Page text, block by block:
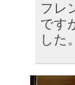
フレ
です
した。